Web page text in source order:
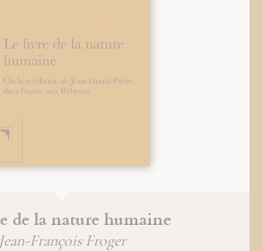
de la nature humaine
Jean-François Froger